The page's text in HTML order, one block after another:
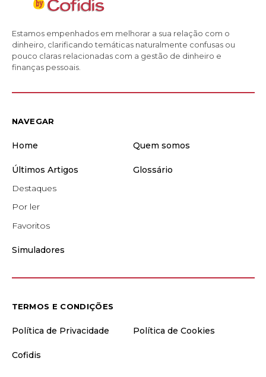
Estamos empenhados em melhorar a sua relação com o
dinheiro, clarificando temáticas naturalmente confusas ou
pouco claras relacionadas com a gestão de dinheiro e
finanças pessoais.
NAVEGAR
Home Quem somos
Últimos Artigos
Destaques
Por ler
Favoritos
Glossário
Simuladores
TERMOS E CONDIÇÕES
Política de Privacidade Política de Cookies
Cofidis